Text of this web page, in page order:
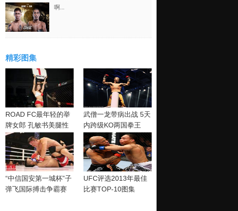
啊...
精彩图集
ROAD FC最年轻的举
牌女郎 孔敏书美腿性
感眼神清纯
武僧一龙带病出战 5天
内跨级KO两国拳王
“中信国安第一城杯”子
弹飞国际搏击争霸赛
UFC评选2013年最佳
比赛TOP-10图集